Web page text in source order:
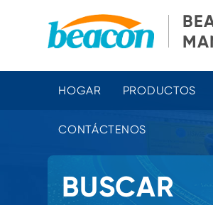
HOGAR PRODUCTOS
CONTÁCTENOS
BUSCAR